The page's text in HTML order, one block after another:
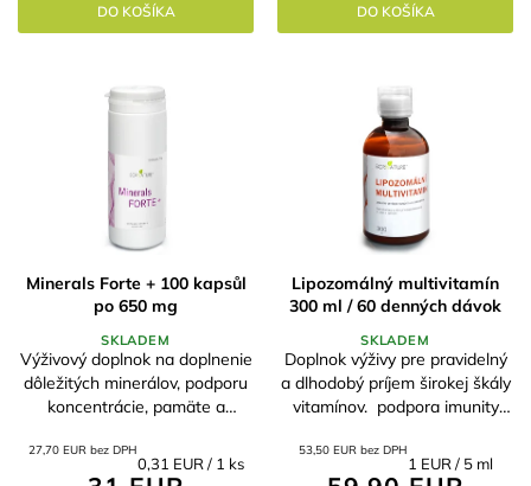
DO KOŠÍKA DO KOŠÍKA
Minerals Forte + 100 kapsůl
po 650 mg
SKLADEM
27,70 EUR bez DPH
Jednotková
0,31 EUR / 1 ks
Výživový doplnok na doplnenie
dôležitých minerálov, podporu
koncentrácie, pamäte a
Lipozomálný multivitamín
300 ml / 60 denných dávok
SKLADEM
53,50 EUR bez DPH
Jednotková
1 EUR / 5 ml
Doplnok výživy pre pravidelný
a dlhodobý príjem širokej škály
vitamínov. podpora imunity
psychickej alebo psychickej
záťaže alebo...